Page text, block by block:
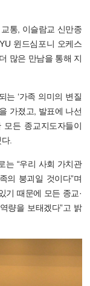
통, 이슬람교 신만종
윈드심포니 오케스
많은 만남을 통해 지
는 ‘가족 의미의 변질
가졌고, 발표에 나선
든 종교지도자들이
.
는 “우리 사회 가치관
의 붕괴일 것이다”며
기 때문에 모든 종교·
량을 보태겠다”고 밝